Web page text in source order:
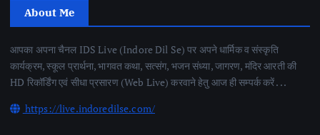
About Me
आपका अपना चैनल IDS Live (Indore Dil Se) पर अपने धार्मिक व संस्कृति
कार्यक्रम, स्कूल प्रार्थना, भागवत कथा, सत्संग, भजन संध्या, जागरण, मंदिर आरती की
HD रिकॉर्डिंग एवं सीधा प्रसारण (Web Live) करवाने हेतु आज ही सम्पर्क करें . . .
https://live.indoredilse.com/